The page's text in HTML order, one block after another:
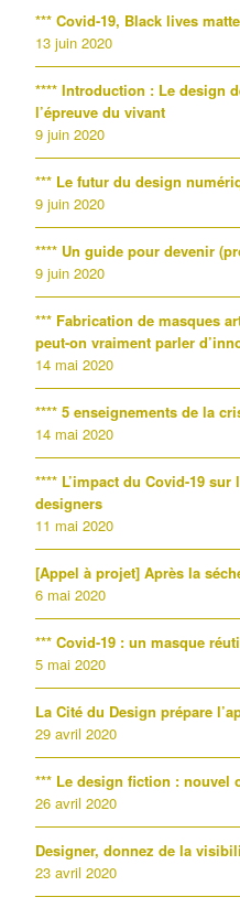
*** Covid-19, Black lives
13 juin 2020
**** Introduction : Le design
l’épreuve du vivant
9 juin 2020
*** Le futur du design
9 juin 2020
**** Un guide pour devenir
9 juin 2020
*** Fabrication de masques
peut-on vraiment parler
14 mai 2020
**** 5 enseignements de la
14 mai 2020
**** L’impact du Covid-19
designers
11 mai 2020
[Appel à projet] Après la
6 mai 2020
*** Covid-19 : un masque
5 mai 2020
La Cité du Design prépare
29 avril 2020
*** Le design fiction : nouvel
26 avril 2020
Designer, donnez de la
23 avril 2020